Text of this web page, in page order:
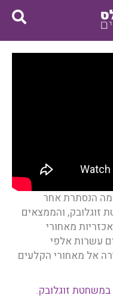
הנסתרת אחר
והממצאים
מאחורי
עשרות אלפי
אל מאחורי הקלעים
זוגלובק.